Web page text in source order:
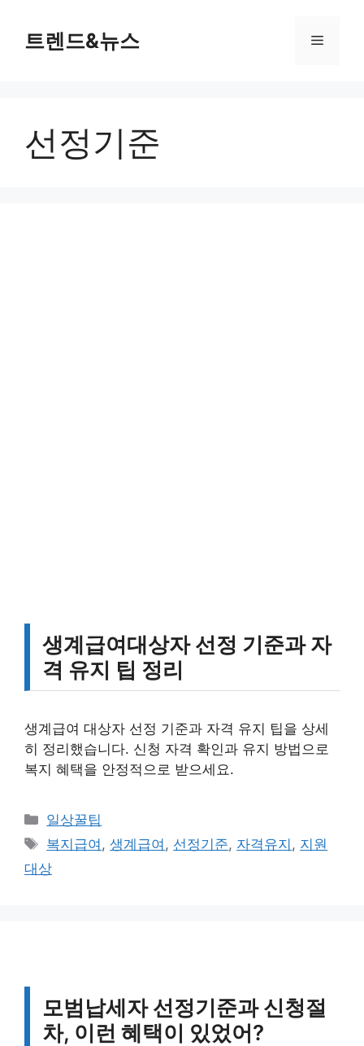
트렌드&뉴스 메
선정기준
생계급여대상자 선정 기준과 자
격 유지 팁 정리
생계급여 대상자 선정 기준과 자격 유지 팁을 상세
히 정리했습니다. 신청 자격 확인과 유지 방법으로
복지 혜택을 안정적으로 받으세요.
카
테
리
일상꿀팁
태
그
복지급여 ,생계급여 , 선정기준, 자격유지 , 지원
대상
모범납세자 선정기준과 신청절
차, 이런 혜택이 있었어?